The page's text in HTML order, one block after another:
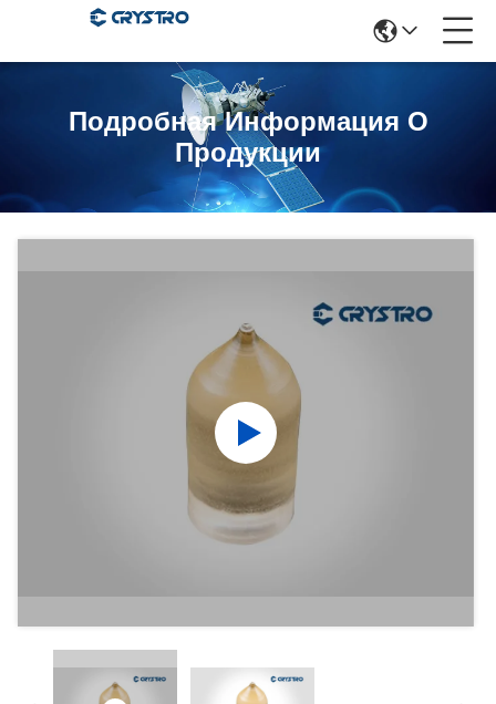
Подробная Информация О
Продукции